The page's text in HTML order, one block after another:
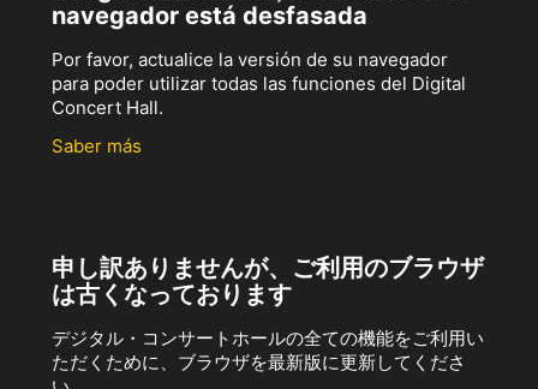
navegador está desfasada
Por favor, actualice la versión de su navegador
para poder utilizar todas las funciones del Digital
Concert Hall.
Saber más
申し訳ありませんが、ご利用のブラウザ
は古くなっております
デジタル・コンサートホールの全ての機能をご利用い
ただくために、ブラウザを最新版に更新してくださ